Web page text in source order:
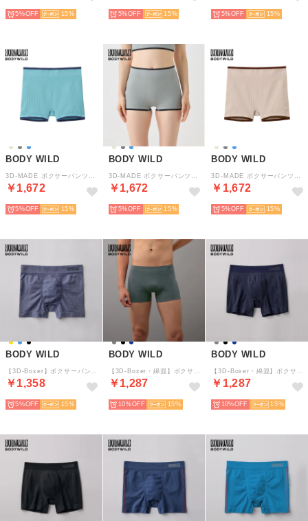
5% 15 5% 15 5% 15
BODY WILD
￥1,672
5% 15
BODY WILD
￥1,672
5% 15
BODY WILD
￥1,672
5% 15
BODY WILD
￥1,358
5% 15
BODY WILD
￥1,287
10% 15
BODY WILD
￥1,287
10% 15